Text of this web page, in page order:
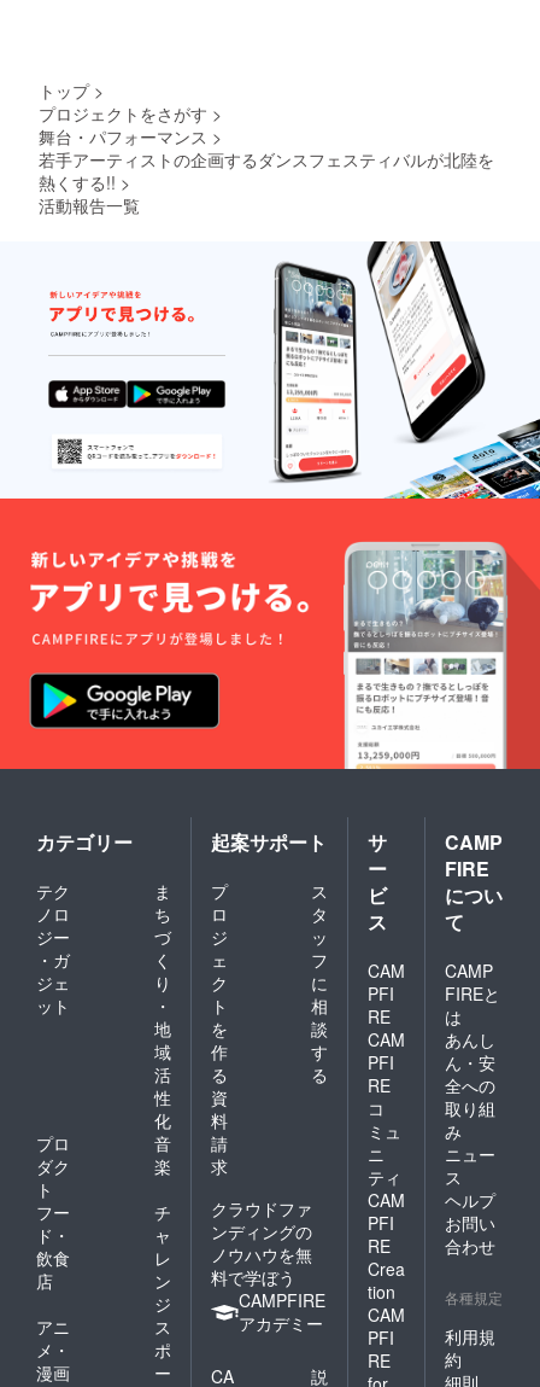
トップ >
プロジェクトをさがす >
舞台・パフォーマンス >
若手アーティストの企画するダンスフェスティバルが北陸を
熱くする!! >
活動報告一覧
カテゴリー
テク
ノロ
ジー
・ガ
ジェ
ット
ま
ち
づ
く
り
・
地
域
活
性
化
プロ
ダク
ト
音
楽
フー
ド・
飲食
店
チ
ャ
レ
ン
ジ
アニ
メ・
漫画
ス
ポ
ー
起案サポート
プ
ロ
ジ
ェ
ク
ト
を
作
る
ス
タ
ッ
フ
に
相
談
す
る
資
料
請
求
クラウドファ
ンディングの
ノウハウを無
料で学ぼう
CAMPFIRE
アカデミー
CA
説
サ
ー
ビ
ス
CAM
PFI
RE
CAM
PFI
RE
コ
ミュ
ニ
ティ
CAM
PFI
RE
Crea
tion
CAM
PFI
RE
CAMP
FIRE
につい
て
CAMP
FIREと
は
あんし
ん・安
全への
取り組
み
ニュー
ス
ヘルプ
お問い
合わせ
各種規定
利用規
約
細則